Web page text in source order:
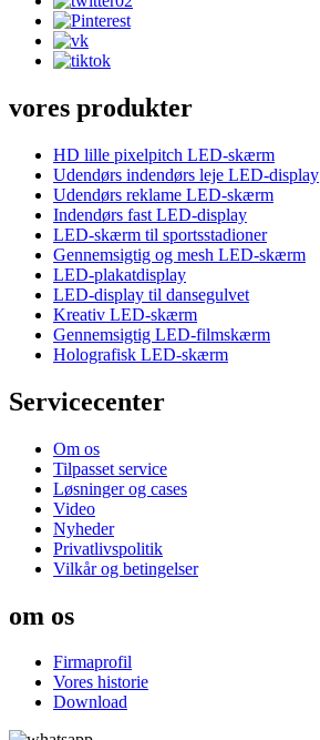
vores produkter
HD lille pixelpitch LED-skærm
Udendørs indendørs leje LED-display
Udendørs reklame LED-skærm
Indendørs fast LED-display
LED-skærm til sportsstadioner
Gennemsigtig og mesh LED-skærm
LED-plakatdisplay
LED-display til dansegulvet
Kreativ LED-skærm
Gennemsigtig LED-filmskærm
Holografisk LED-skærm
Servicecenter
Om os
Tilpasset service
Løsninger og cases
Video
Nyheder
Privatlivspolitik
Vilkår og betingelser
om os
Firmaprofil
Vores historie
Download